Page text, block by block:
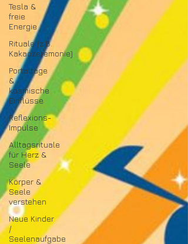
Tesla &
freie
Energie
Rituale (z.B.
Kakaozeremonie)
Portaltage
&
kosmische
Einflüsse
Reflexions-
Impulse
Alltagsrituale
für Herz &
Seele
Körper &
Seele
verstehen
Neue Kinder
/
Seelenaufgabe